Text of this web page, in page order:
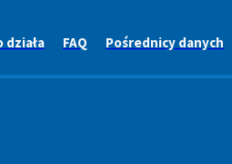
działa FAQ Pośrednicy danych